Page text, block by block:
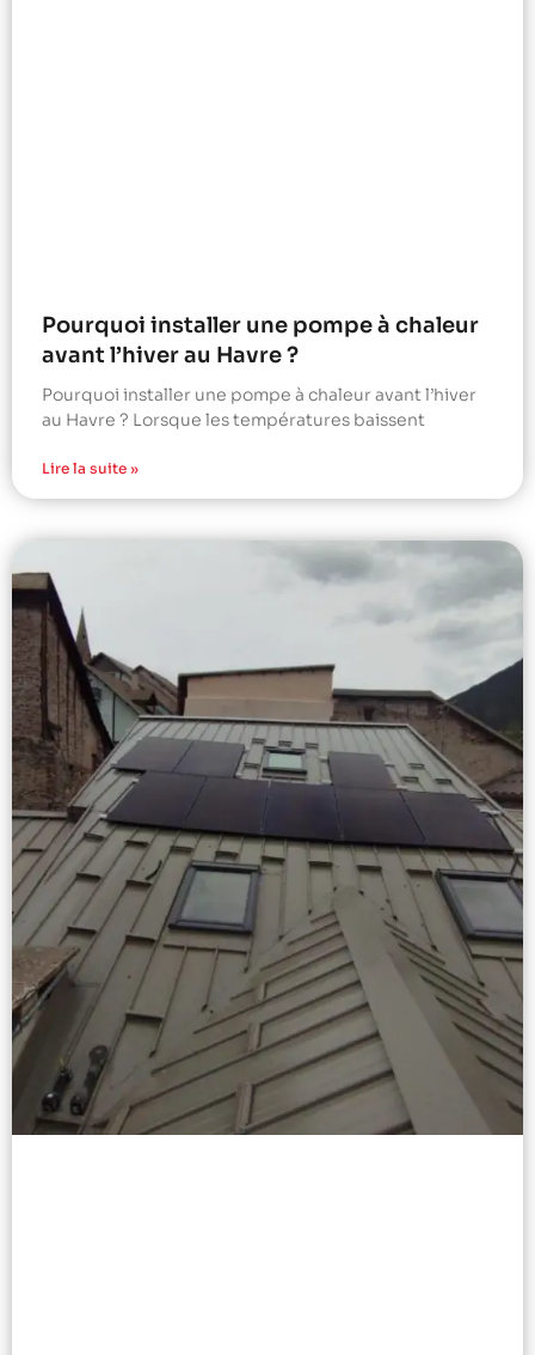
Pourquoi installer une pompe à chaleur
avant l’hiver au Havre ?
Pourquoi installer une pompe à chaleur avant l’hiver
au Havre ? Lorsque les températures baissent
Lire la suite »